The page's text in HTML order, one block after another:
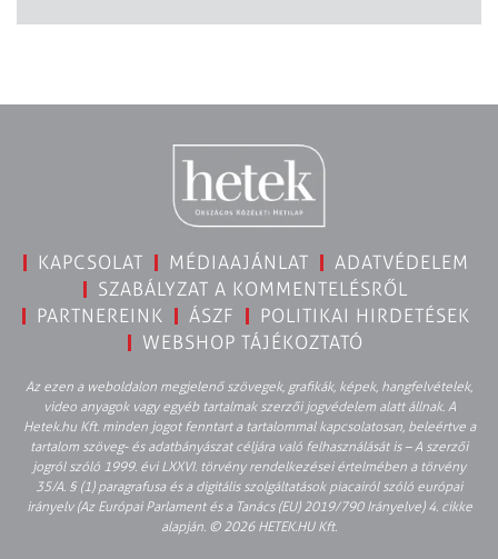
KAPCSOLAT MÉDIAAJÁNLAT
ADATVÉDELEM
SZABÁLYZAT A KOMMENTELÉSRŐL
PARTNEREINK
ÁSZF
POLITIKAI HIRDETÉSEK
WEBSHOP TÁJÉKOZTATÓ
Az ezen a weboldalon megjelenő szövegek, grafikák, képek, hangfelvételek,
video anyagok vagy egyéb tartalmak szerzői jogvédelem alatt állnak. A
Hetek.hu Kft. minden jogot fenntart a tartalommal kapcsolatosan, beleértve a
tartalom szöveg- és adatbányászat céljára való felhasználását is – A szerzői
jogról szóló 1999. évi LXXVI. törvény rendelkezései értelmében a törvény
35/A. § (1) paragrafusa és a digitális szolgáltatások piacairól szóló európai
irányelv (Az Európai Parlament és a Tanács (EU) 2019/790 Irányelve) 4. cikke
alapján. © 2026 HETEK.HU Kft.